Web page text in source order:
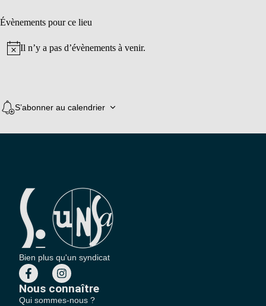
Évènements pour ce lieu
NoticeIl n’y a pas d’évènements à venir.
S’abonner au calendrier
Bien plus qu'un syndicat
Nous connaître
Qui sommes-nous ?